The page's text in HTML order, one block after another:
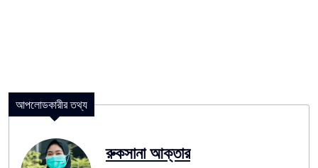
আপলোডকারীর তথ্য
রুকসানা আক্তার